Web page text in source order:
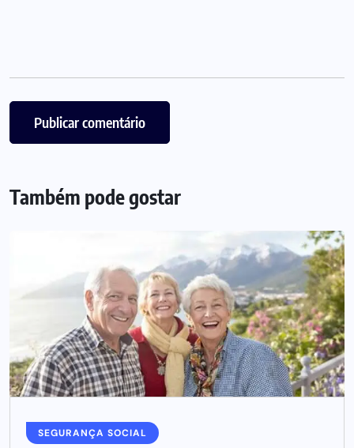
Também pode gostar
SEGURANÇA SOCIAL